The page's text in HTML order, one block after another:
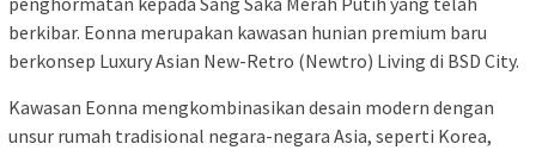
berkibar. Eonna merupakan kawasan hunian premium baru
berkonsep Luxury Asian New-Retro (Newtro) Living di BSD City.
Kawasan Eonna mengkombinasikan desain modern dengan
unsur rumah tradisional negara-negara Asia, seperti Korea,